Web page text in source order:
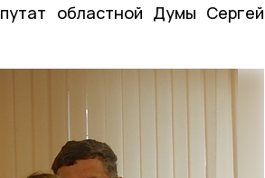
областной Думы Сергей